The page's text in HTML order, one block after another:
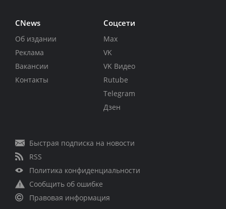
CNews
Об издании
Реклама
Вакансии
Контакты
Соцсети
Max
VK
VK Видео
Rutube
Telegram
Дзен
Быстрая подписка на новости
RSS
Политика конфиденциальности
Сообщить об ошибке
Правовая информация